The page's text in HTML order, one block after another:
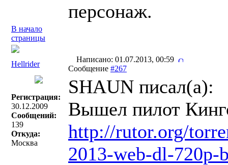
персонаж.
В начало
страницы
Hellrider
Написано: 01.07.2013, 00:59
Сообщение #267
Регистрация:
30.12.2009
Сообщений:
139
Откуда:
Москва
SHAUN писал(a):
Вышел пилот
http://rutor.org/
2013-web-dl-720p-